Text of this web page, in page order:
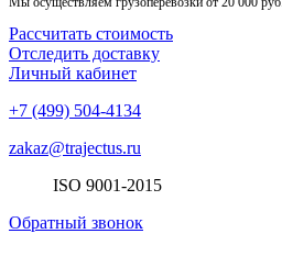
Рассчитать стоимость
Отследить доставку
Личный кабинет
+7 (499) 504-4134
zakaz@trajectus.ru
ISO 9001-2015
Обратный звонок